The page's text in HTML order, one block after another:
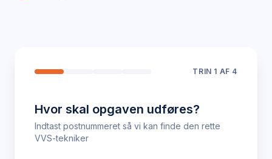
TRIN 1 AF 4
Hvor skal opgaven udføres?
Indtast postnummeret så vi kan finde den rette
VVS-tekniker